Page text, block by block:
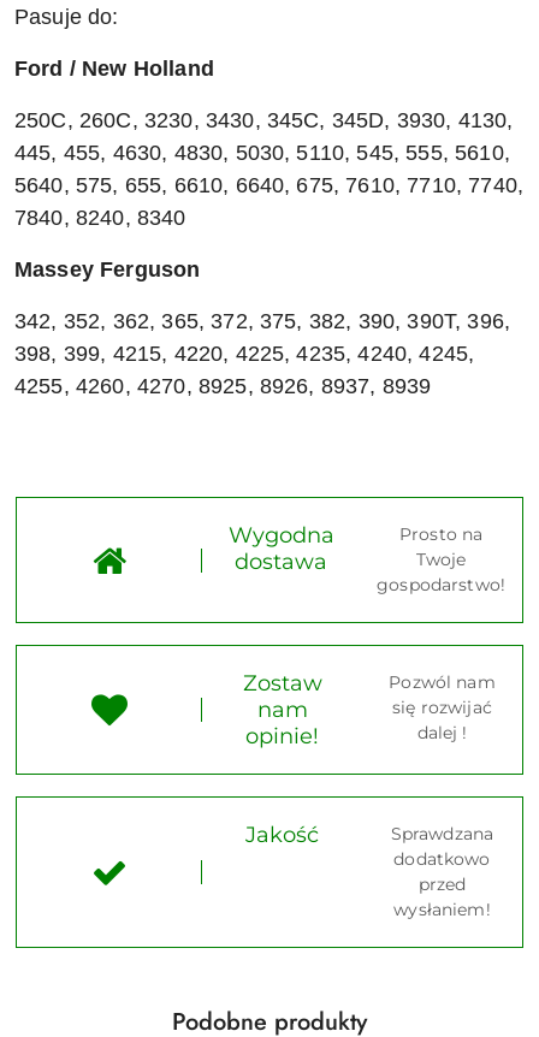
Pasuje do:
Ford / New Holland
250C, 260C, 3230, 3430, 345C, 345D, 3930, 4130,
445, 455, 4630, 4830, 5030, 5110, 545, 555, 5610,
5640, 575, 655, 6610, 6640, 675, 7610, 7710, 7740,
7840, 8240, 8340
Massey Ferguson
342, 352, 362, 365, 372, 375, 382, 390, 390T, 396,
398, 399, 4215, 4220, 4225, 4235, 4240, 4245,
4255, 4260, 4270, 8925, 8926, 8937, 8939
Wygodna
dostawa
Prosto na
Twoje
gospodarstwo!
Zostaw
nam
opinie!
Pozwól nam
się rozwijać
dalej !
Jakość
Sprawdzana
dodatkowo
przed
wysłaniem!
Produkty
Podobne produkty